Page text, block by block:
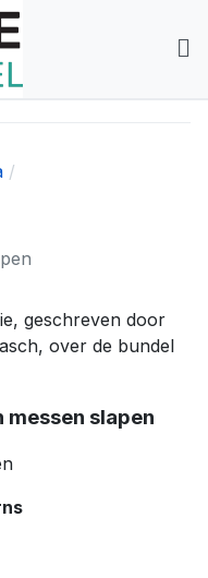
geschreven door
over de bundel
messen slapen